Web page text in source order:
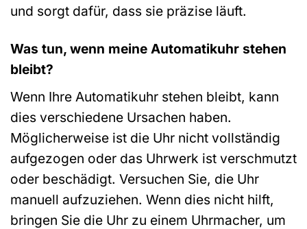
und sorgt dafür, dass sie präzise läuft.
Was tun, wenn meine Automatikuhr stehen
bleibt?
Wenn Ihre Automatikuhr stehen bleibt, kann
dies verschiedene Ursachen haben.
Möglicherweise ist die Uhr nicht vollständig
aufgezogen oder das Uhrwerk ist verschmutzt
oder beschädigt. Versuchen Sie, die Uhr
manuell aufzuziehen. Wenn dies nicht hilft,
bringen Sie die Uhr zu einem Uhrmacher, um